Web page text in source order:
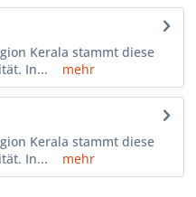
Kerala stammt diese
In...
mehr
Kerala stammt diese
In...
mehr